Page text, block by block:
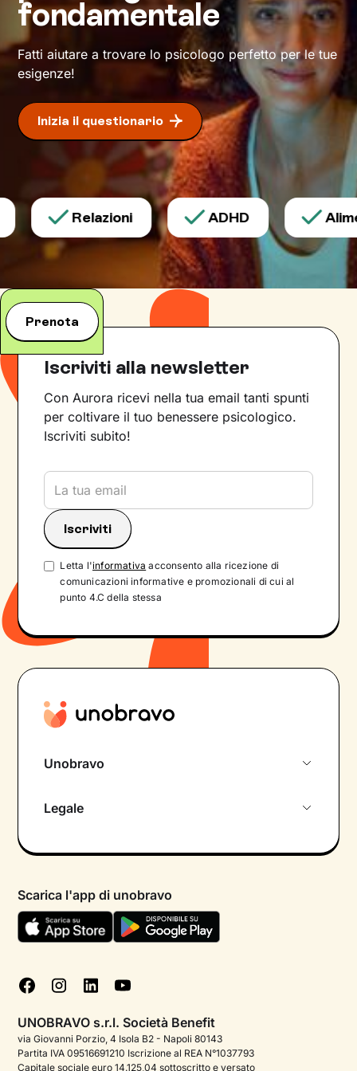
Questo ti consentirà di riscoprire alcune tue
qualità che erano rimaste in secondo piano, e
di individuare risorse interiori che ti
permetteranno di
esprimerti con modalità
fondamentale
Fatti aiutare a trovare lo psicologo perfetto per le tue
esigenze!
Inizia il questionario
Relazioni ADHD
Prenota
Iscriviti alla newsletter
Con Aurora ricevi nella tua email tanti spunti
per coltivare il tuo benessere psicologico.
Iscriviti subito!
Letta l'informativa acconsento alla ricezione di
comunicazioni informative e promozionali di cui al
punto 4.C della stessa
Unobravo
Psicologo in chat
Aiuto urgente
FAQ
Podcast di psicologia
Corporate
Legale
Termini e condizioni
Informativa Privacy
Cookie policy
Gestisci cookie
Scarica l'app di unobravo
UNOBRAVO s.r.l. Società Benefit
via Giovanni Porzio, 4 Isola B2 - Napoli 80143
Partita IVA 09516691210 Iscrizione al REA N°1037793
Capitale sociale euro 14.125,04 sottoscritto e versato